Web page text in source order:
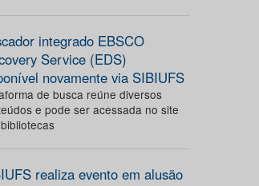
integrado EBSCO
Service (EDS)
novamente via SIBIUFS
de busca reúne diversos
e pode ser acessada no site
realiza evento em alusão